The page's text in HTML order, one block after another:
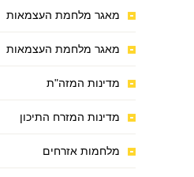
מאגר מלחמת העצמאות
מאגר מלחמת העצמאות
מדינות המזה"ת
מדינות המזרח התיכון
מלחמות אזרחים